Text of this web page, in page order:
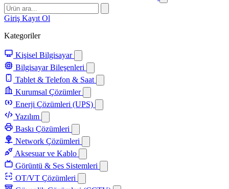
Giriş Kayıt Ol
Kategoriler
Kişisel Bilgisayar
Bilgisayar Bileşenleri
Tablet & Telefon & Saat
Kurumsal Çözümler
Enerji Çözümleri (UPS)
Yazılım
Baskı Çözümleri
Network Çözümleri
Aksesuar ve Kablo
Görüntü & Ses Sistemleri
OT/VT Çözümleri